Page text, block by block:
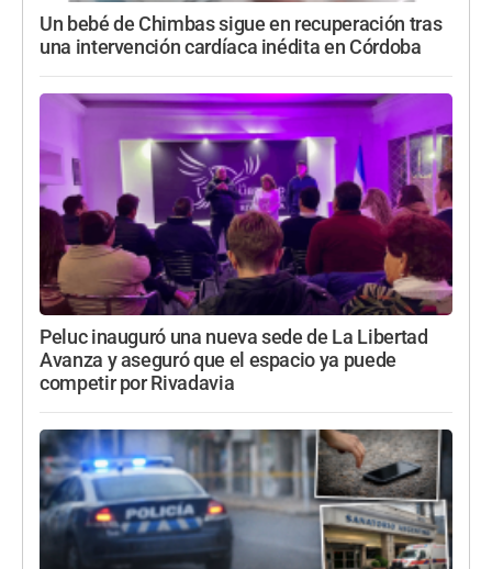
Un bebé de Chimbas sigue en recuperación tras
una intervención cardíaca inédita en Córdoba
Peluc inauguró una nueva sede de La Libertad
Avanza y aseguró que el espacio ya puede
competir por Rivadavia